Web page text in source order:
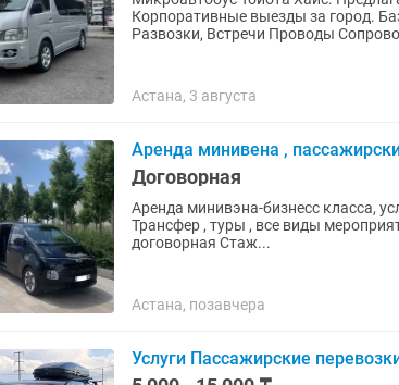
Корпоративные выезды за город.
Развозки, Встречи Проводы
Астана, 3 августа
Аренда минивена ,
Договорная
Аренда минивэна-бизнесс класса, услуги пассажирские перевозки, развозка персонала
Трансфер , туры , все виды мероприятий Встреча Вип-гостей Экскурсии Часовая
договорная Стаж...
Астана, позавчера
Услуги Пассажирские